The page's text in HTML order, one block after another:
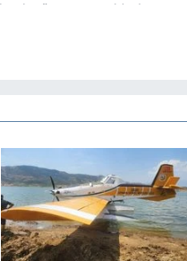
görev yapmaktadır.